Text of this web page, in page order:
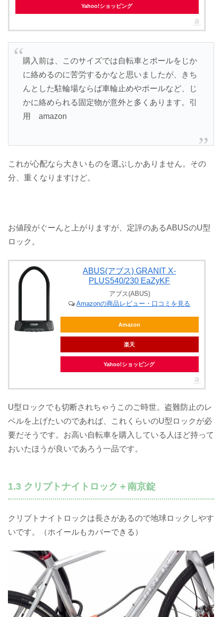
Yahoo!ショッピング
購入前は、このサイズでは自転車とポールをじか
に絡めるのに苦労するかなと思いましたが、きち
んとした駐輪場ならば車輪止めやポールなど、じ
かに絡められる固定物が意外と多くあります。引
用 amazon
これが心配なら大きいものを選ぶしかありません。その
分、重くなりますけど。
お値段がぐーんと上がりますが、定評のあるABUSのU型
ロック。
ABUS(アブス) GRANIT X-
PLUS540/230 EaZyKF
アブス(ABUS)
Amazonの商品レビュー・口コミを見る
Amazon
楽天
Yahoo!ショッピング
U型ロックでも切断されちゃうこのご時世。盗難防止のレ
ベルを上げたいのであれば、これくらいのU型ロックが必
要だそうです。お高い自転車を購入している人ほど持って
おいたほうが良いであろう一品です。
1.3 クリプトナイトロック＋南京錠
クリプトナイトロックは長さがあるので地球ロックしやす
いです。（ホイールもカバーできる）